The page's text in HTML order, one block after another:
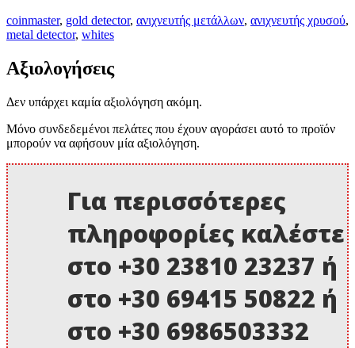
coinmaster, gold detector, ανιχνευτής μετάλλων, ανιχνευτής χρυσού,
metal detector, whites
Αξιολογήσεις
Δεν υπάρχει καμία αξιολόγηση ακόμη.
Μόνο συνδεδεμένοι πελάτες που έχουν αγοράσει αυτό το προϊόν
μπορούν να αφήσουν μία αξιολόγηση.
Για περισσότερες
πληροφορίες καλέστε
στο +30 23810 23237 ή
στο +30 69415 50822 ή
στο +30 6986503332